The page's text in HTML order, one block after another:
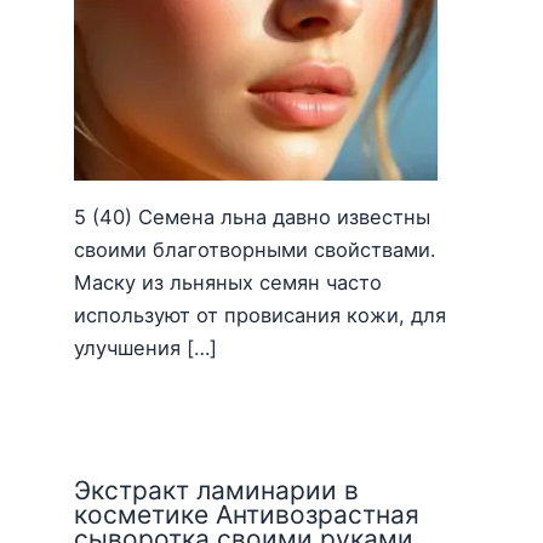
5 (40) Семена льна давно известны
своими благотворными свойствами.
Маску из льняных семян часто
используют от провисания кожи, для
улучшения […]
Экстракт ламинарии в
косметике Антивозрастная